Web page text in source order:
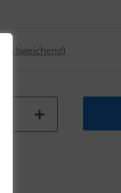
abweichend)